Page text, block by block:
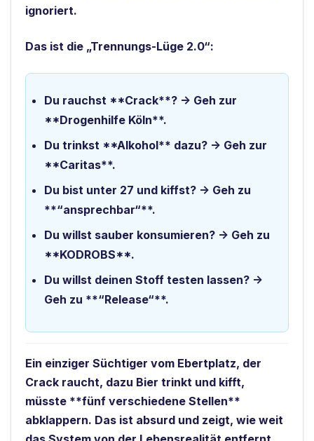
ignoriert.
Das ist die „Trennungs-Lüge 2.0“:
Du rauchst **Crack**? -> Geh zur
**Drogenhilfe Köln**.
Du trinkst **Alkohol** dazu? -> Geh zur
**Caritas**.
Du bist unter 27 und kiffst? -> Geh zu
**“ansprechbar“**.
Du willst sauber konsumieren? -> Geh zu
**KODROBS**.
Du willst deinen Stoff testen lassen? ->
Geh zu **“Release“**.
Ein einziger Süchtiger vom Ebertplatz, der
Crack raucht, dazu Bier trinkt und kifft,
müsste **fünf verschiedene Stellen**
abklappern. Das ist absurd und zeigt, wie weit